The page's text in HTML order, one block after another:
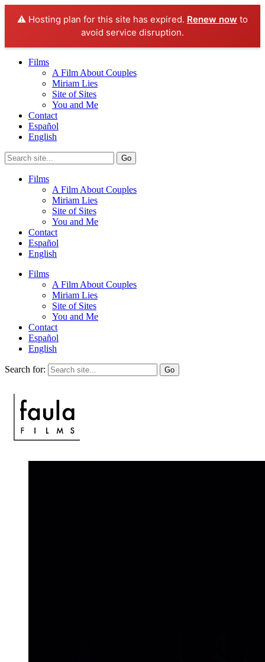
⚠️ Hosting plan for this site has expired. Renew now to
avoid service disruption.
Films
A Film About Couples
Miriam Lies
Site of Sites
You and Me
Contact
Español
English
Films
A Film About Couples
Miriam Lies
Site of Sites
You and Me
Contact
Español
English
Films
A Film About Couples
Miriam Lies
Site of Sites
You and Me
Contact
Español
English
Search for: